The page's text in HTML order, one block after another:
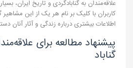
علاقه‌مندان به گنابادگردی و تاریخ ایران،
کاربران با کلیک بر نام هر یک از این مشاهیر
اطلاعات بیشتری درباره زندگی و آثار آنان
پیشنهاد مطالعه برای
گناباد